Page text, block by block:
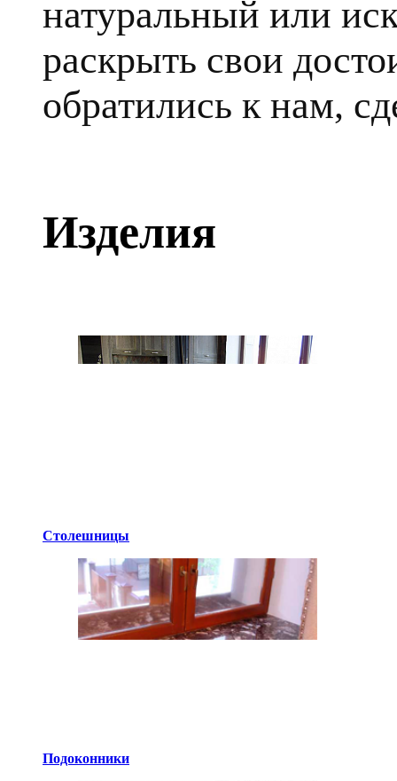
натуральный или
раскрыть свои
обратились к нам,
Изделия
Столешницы
Подоконники